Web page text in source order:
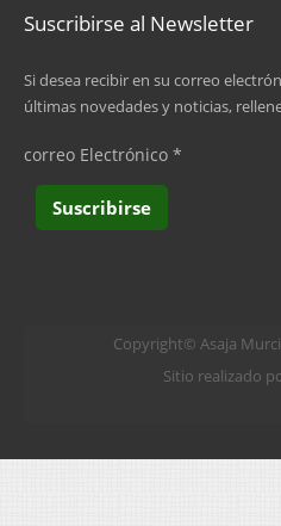
Suscribirse al Newsletter
Si desea recibir en su correo
últimas novedades y noticias,
correo Electrónico *
Copyright© Asaja
Sitio realizado